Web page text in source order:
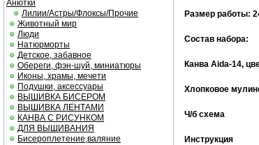
Анютки
Лилии/Астры/Флоксы/Прочие
Животный мир
Люди
Натюрморты
Детское, забавное
Обереги, фэн-шуй, миниатюры
Иконы, храмы, мечети
Подушки, аксессуары
ВЫШИВКА БИСЕРОМ
ВЫШИВКА ЛЕНТАМИ
КАНВА С РИСУНКОМ
ДЛЯ ВЫШИВАНИЯ
Бисероплетение,валяние
Размер работы:
Состав набора:
Канва Aida-14,
Хлопковое
Ч/б cхема
Инструкция